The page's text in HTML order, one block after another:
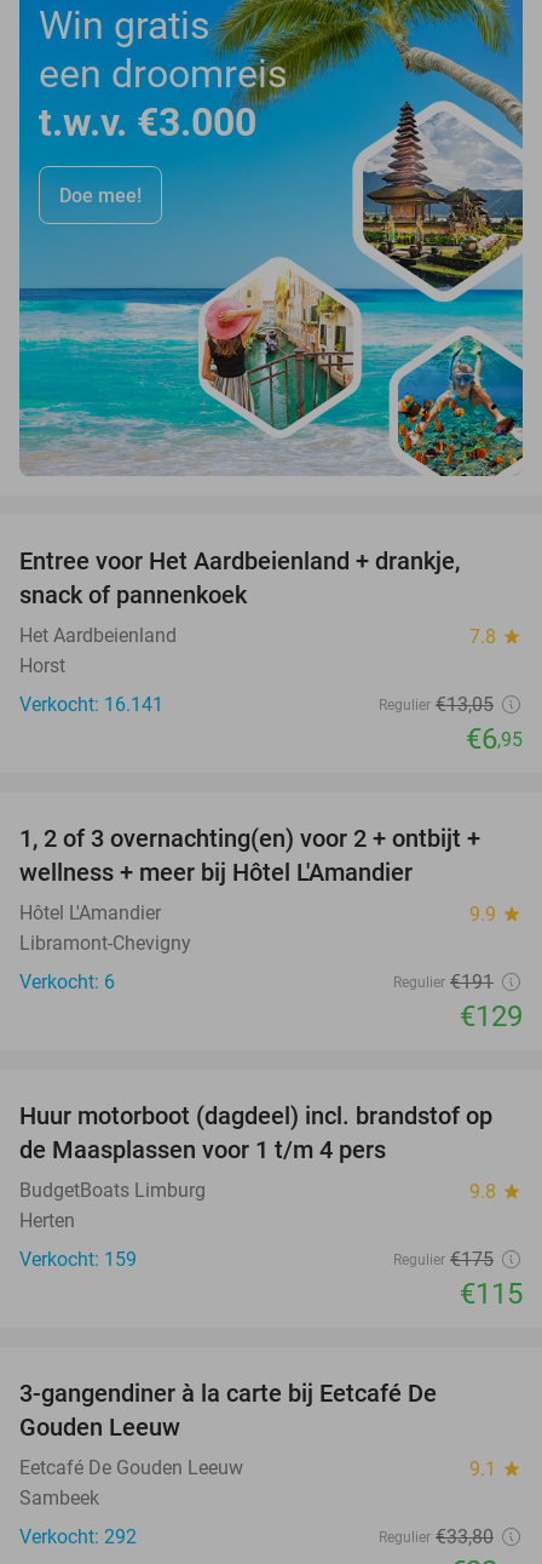
Win gratis
een droomreis
t.w.v. €3.000
Doe mee!
Entree voor Het Aardbeienland + drankje,
snack of pannenkoek
Het Aardbeienland 7.8 star
Horst
Verkocht: 16.141
Regulier €13,05
€6,95
32%
TODAY
1, 2 of 3 overnachting(en) voor 2 + ontbijt +
wellness + meer bij Hôtel L'Amandier
Hôtel L'Amandier 9.9 star
Libramont-Chevigny
Verkocht: 6
Regulier €191
€129
34%
Huur motorboot (dagdeel) incl. brandstof op
de Maasplassen voor 1 t/m 4 pers
BudgetBoats Limburg 9.8 star
Herten
Verkocht: 159
Regulier €175
€115
3-gangendiner à la carte bij Eetcafé De
Gouden Leeuw
Eetcafé De Gouden Leeuw 9.1 star
Sambeek
Verkocht: 292
Regulier €33,80